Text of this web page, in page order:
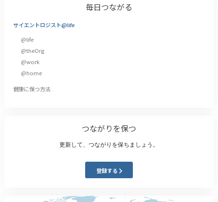
毎日つながる
サイエントロジスト@life
@life
@theOrg
@work
@home
健康に保つ方法
つながりを保つ
更新して、つながりを保ちましょう。
登録する